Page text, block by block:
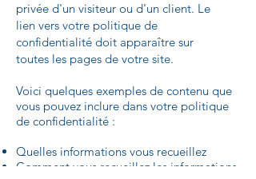
privée d'un visiteur ou d'un client. Le
lien vers votre politique de
confidentialité doit apparaître sur
toutes les pages de votre site.
Voici quelques exemples de contenu que
vous pouvez inclure dans votre politique
de confidentialité :
Quelles informations vous recueillez
Comment vous recueillez les informations